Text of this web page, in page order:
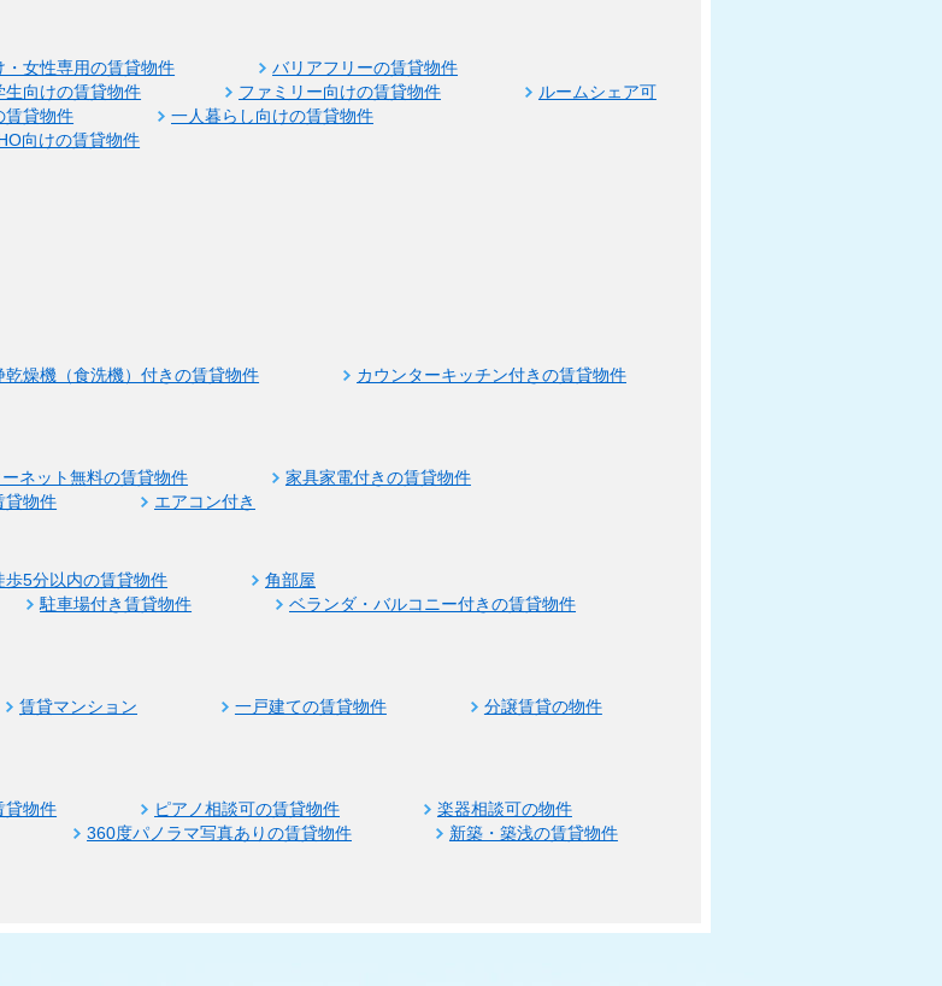
・女性専用の賃貸物件
バリアフリーの賃貸物件
生向けの賃貸物件 ファミリー向けの賃貸物件
ルームシェア可
賃貸物件
一人暮らし向けの賃貸物件
向けの賃貸物件
乾燥機（食洗機）付きの賃貸物件
カウンターキッチン付きの賃貸物件
ネット無料の賃貸物件
家具家電付きの賃貸物件
貸物件 エアコン付き
歩5分以内の賃貸物件
角部屋
駐車場付き賃貸物件
ベランダ・バルコニー付きの賃貸物件
賃貸マンション 一戸建ての賃貸物件
分譲賃貸の物件
貸物件 ピアノ相談可の賃貸物件
楽器相談可の物件
360度パノラマ写真ありの賃貸物件
新築・築浅の賃貸物件